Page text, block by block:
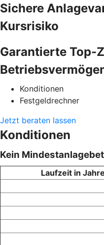
Sichere
Kursrisiko
Garantierte Top-
Konditionen
Festgeldrechner
Jetzt beraten lassen
Konditionen
Kein
Laufzeit in